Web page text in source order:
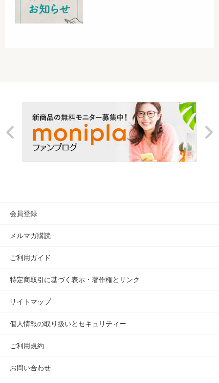
会員登録
メルマガ購読
ご利用ガイド
特定商取引に基づく表示・著作権とリンク
サイトマップ
個人情報の取り扱いとセキュリティー
ご利用規約
お問い合わせ